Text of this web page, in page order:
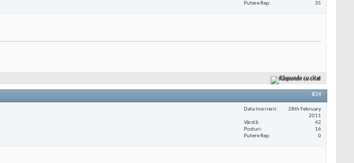
Putere Rep
35
Răspunde cu citat
#24
Data înscrierii
28th February
2011
Vârstă
42
Posturi
16
Putere Rep
0